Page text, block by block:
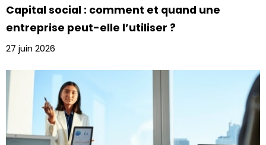
Capital social : comment et quand une
entreprise peut-elle l’utiliser ?
27 juin 2026